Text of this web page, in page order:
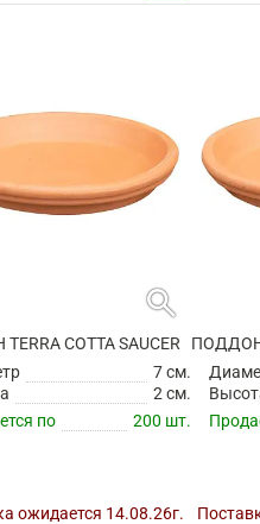
search
COTTA SAUCER
7 см.
2 см.
по
200 шт.
ожидается 14.08.26г.
ПОДДОН